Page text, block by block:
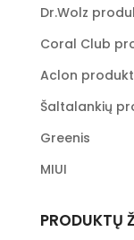
Dr.Wolz
Coral Club
Aclon
Šaltalankių
Greenis
MIUI
PRODUKTŲ